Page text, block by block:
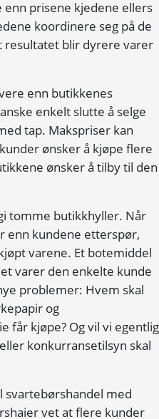
prisene kjedene ellers
koordinere seg på de
resultatet blir dyrere varer
enn butikkenes
enkelt slutte å selge
tap. Makspriser kan
ønsker å kjøpe flere
ønsker å tilby til den
tomme butikkhyller. Når
kundene etterspør,
varene. Et botemiddel
varer den enkelte kunde
problemer: Hvem skal
og
får kjøpe? Og vil vi egentlig
konkurransetilsyn skal
svartebørshandel med
vet at flere kunder